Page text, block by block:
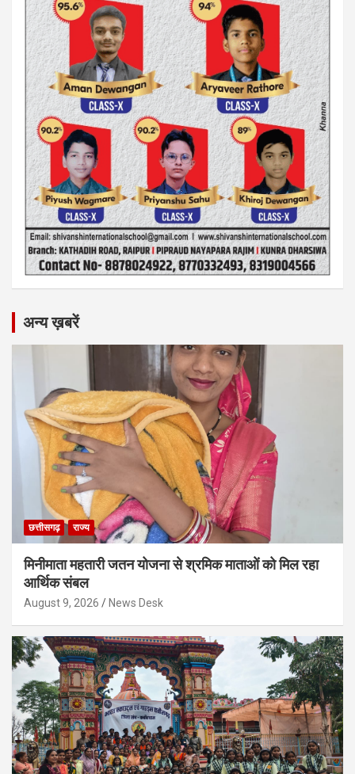
अन्य ख़बरें
छत्तीसगढ़ राज्य
मिनीमाता महतारी जतन योजना से श्रमिक माताओं को मिल रहा
आर्थिक संबल
August 9, 2026 News Desk